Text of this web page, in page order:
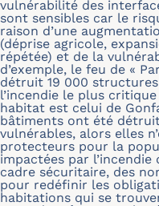
vulnérabilité des
sont sensibles car le
raison d’une
(déprise agricole,
répétée) et de la
d’exemple, le feu de «
détruit 19 000
l’incendie le plus
habitat est celui de
bâtiments ont été
vulnérables, alors elles
protecteurs pour la
impactées par
cadre sécuritaire, des
pour redéfinir les
habitations qui se